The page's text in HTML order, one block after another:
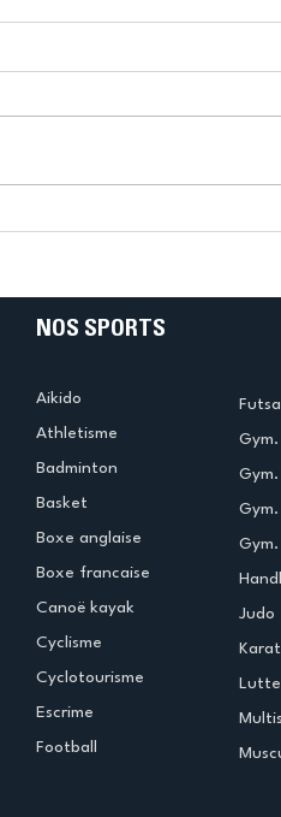
NOS SPORTS
Aikido
Athletisme
Badminton
Basket
Boxe anglaise
Boxe francaise
Canoë kayak
Cyclisme
Cyclotourisme
Escrime
Football
Judo
Lutte